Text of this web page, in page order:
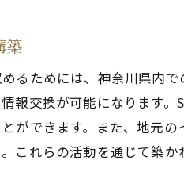
ローカルイ
トレンドに
人気スタイ
トレンドを
築
るためには、神奈川県内
報交換が可能になります
ができます。また、地元
これらの活動を通じて築